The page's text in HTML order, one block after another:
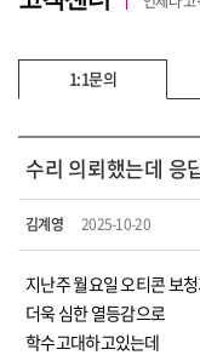
1:1문의
수리 의뢰했는데 응
김계영 2025-10-20
지난주 월요일 오티콘 보
더욱 심한 열등감으로
학수고대하고있는데